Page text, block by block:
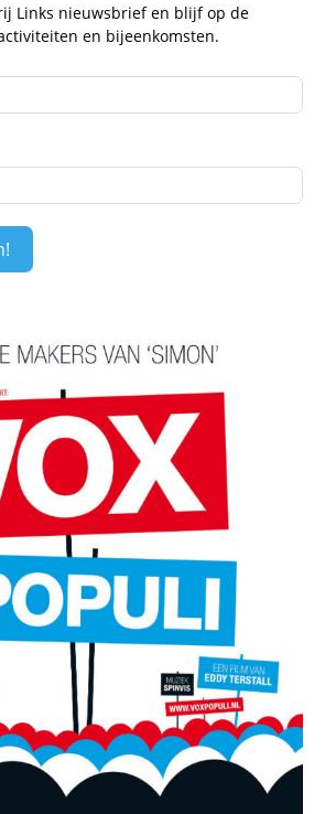
Links nieuwsbrief en blijf op de
en bijeenkomsten.